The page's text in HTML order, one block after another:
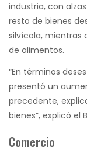
industria, con
resto de bienes
silvícola, mientras
de alimentos.
“En términos
presentó un
precedente,
bienes”, explicó el
Comercio